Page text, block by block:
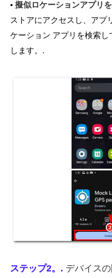
• 擬似ロケーションアプリ
ストアにアクセスし、アプ
ケーション アプリを検索
します。.
ステップ2。. デバイス